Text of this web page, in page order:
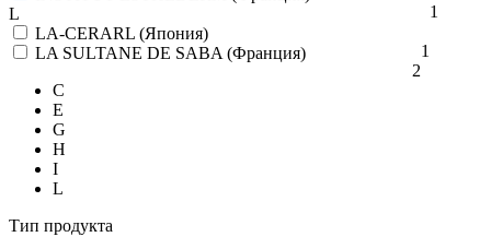
1
L
LA-CERARL (Япония)
1
LA SULTANE DE SABA (Франция)
2
C
E
G
H
I
L
Тип продукта